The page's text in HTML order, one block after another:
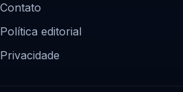
Contato
Política editorial
Privacidade